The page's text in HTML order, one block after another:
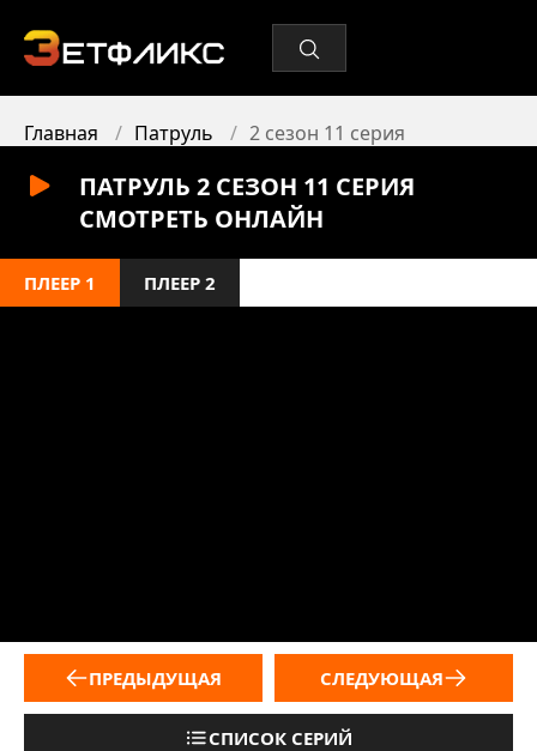
Главная Патруль 2 сезон 11 серия
ПАТРУЛЬ 2 СЕЗОН 11 СЕРИЯ
СМОТРЕТЬ ОНЛАЙН
ПЛЕЕР 1 ПЛЕЕР 2
ПРЕДЫДУЩАЯ
СПИСОК СЕРИЙ
СЛЕДУЮЩАЯ